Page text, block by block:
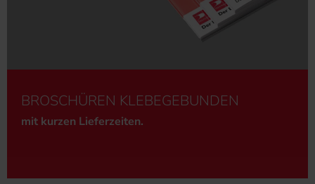
BROSCHÜREN KLEBEGEBUNDEN
mit kurzen Lieferzeiten.